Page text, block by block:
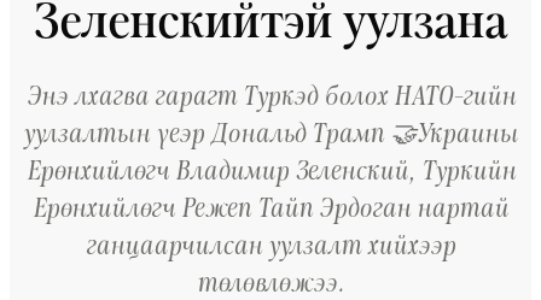
Зеленскийтэй уулзана
Энэ лхагва гарагт Туркэд болох НАТО-гийн
уулзалтын үеэр Дональд Трамп 🤝Украины
Ерөнхийлөгч Владимир Зеленский, Туркийн
Ерөнхийлөгч Режеп Тайп Эрдоган нартай
ганцаарчилсан уулзалт хийхээр
төлөвлөжээ.